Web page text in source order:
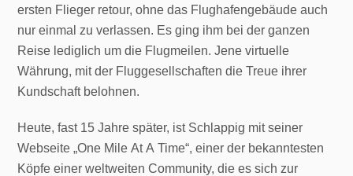
ersten Flieger retour, ohne das Flughafengebäude auch
nur einmal zu verlassen. Es ging ihm bei der ganzen
Reise lediglich um die Flugmeilen. Jene virtuelle
Währung, mit der Fluggesellschaften die Treue ihrer
Kundschaft belohnen.
Heute, fast 15 Jahre später, ist Schlappig mit seiner
Webseite „One Mile At A Time“, einer der bekanntesten
Köpfe einer weltweiten Community, die es sich zur